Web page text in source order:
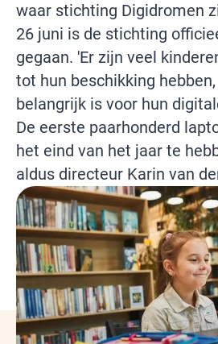
waar stichting Digidromen
26 juni is de stichting
gegaan. 'Er zijn veel
tot hun beschikking
belangrijk is voor hun
De eerste paarhonderd
het eind van het jaar te
aldus directeur Karin van